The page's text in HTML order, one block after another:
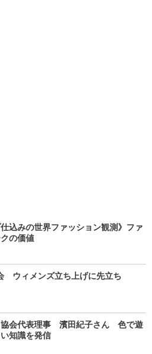
仕込みの世界ファッション観測》ファ
の価値
ウィメンズ立ち上げに先立ち
協会代表理事 濱田紀子さん 色で遊
知識を発信